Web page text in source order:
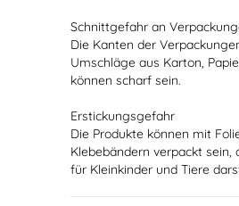
Schnittgefahr an
Die Kanten der
Umschläge aus Karton,
können scharf sein.
Erstickungsgefahr
Die Produkte können mit
Klebebändern verpackt sein,
für Kleinkinder und Tiere